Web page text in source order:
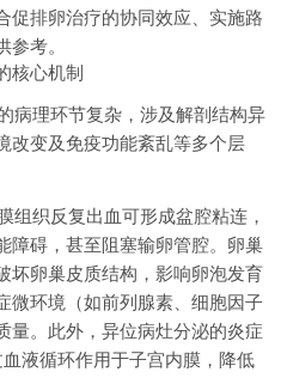
促排卵治疗的协同效应、实施路
考。
核心机制
病理环节复杂，涉及解剖结构异
改变及免疫功能紊乱等多个层
组织反复出血可形成盆腔粘连，
障碍，甚至阻塞输卵管腔。卵巢
坏卵巢皮质结构，影响卵泡发育
微环境（如前列腺素、细胞因子
量。此外，异位病灶分泌的炎症
液循环作用于子宫内膜，降低